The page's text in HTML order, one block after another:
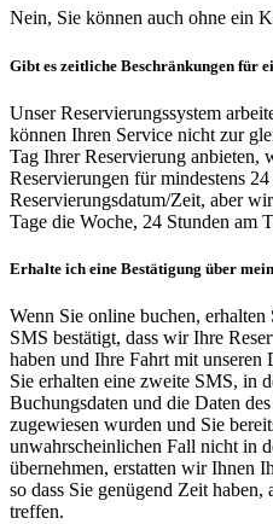
Nein, Sie können auch ohne ein
Gibt es zeitliche Beschränkungen für
Unser Reservierungssystem
können Ihren Service nicht zur
Tag Ihrer Reservierung anbieten,
Reservierungen für mindestens
Reservierungsdatum/Zeit, aber
Tage die Woche, 24 Stunden am
Erhalte ich eine Bestätigung über
Wenn Sie online buchen,
SMS bestätigt, dass wir Ihre
haben und Ihre Fahrt mit unseren
Sie erhalten eine zweite SMS, in
Buchungsdaten und die Daten
zugewiesen wurden und Sie
unwahrscheinlichen Fall nicht in
übernehmen, erstatten wir Ihnen
so dass Sie genügend Zeit
treffen.